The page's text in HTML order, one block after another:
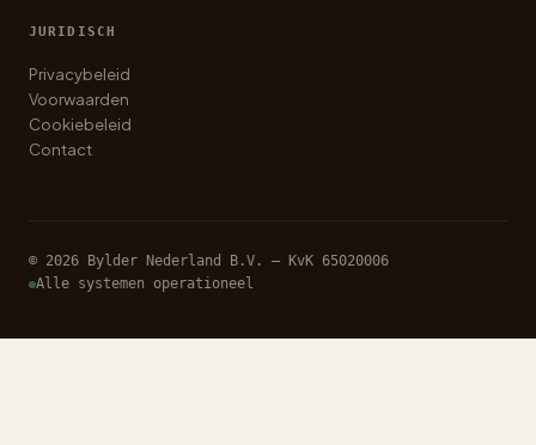
JURIDISCH
Privacybeleid
Voorwaarden
Cookiebeleid
Contact
© 2026 Bylder Nederland B.V. — KvK 65020006
Alle systemen operationeel